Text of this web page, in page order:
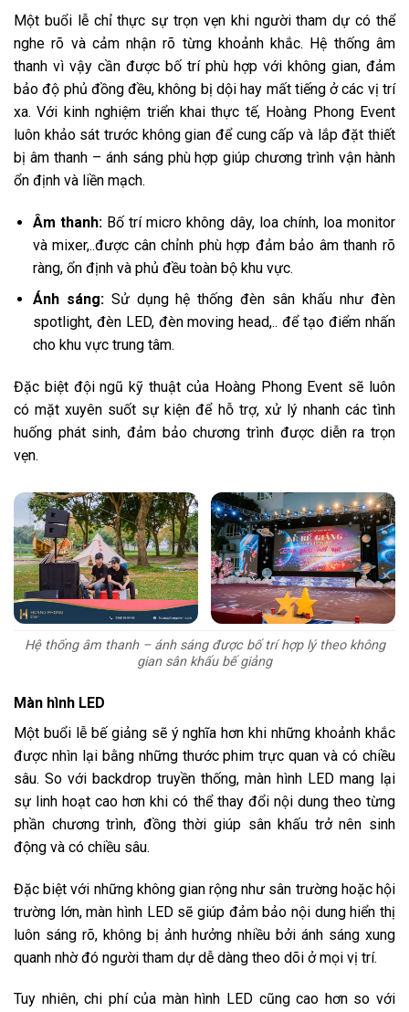
Một buổi lễ chỉ thực sự trọn vẹn khi người tham dự có thể
nghe rõ và cảm nhận rõ từng khoảnh khắc. Hệ thống âm
thanh vì vậy cần được bố trí phù hợp với không gian, đảm
bảo độ phủ đồng đều, không bị dội hay mất tiếng ở các vị trí
xa. Với kinh nghiệm triển khai thực tế, Hoàng Phong Event
luôn khảo sát trước không gian để cung cấp và lắp đặt thiết
bị âm thanh – ánh sáng phù hợp giúp chương trình vận hành
ổn định và liền mạch.
Âm thanh: Bố trí micro không dây, loa chính, loa monitor
và mixer,..được cân chỉnh phù hợp đảm bảo âm thanh rõ
ràng, ổn định và phủ đều toàn bộ khu vực.
Ánh sáng: Sử dụng hệ thống đèn sân khấu như đèn
spotlight, đèn LED, đèn moving head,.. để tạo điểm nhấn
cho khu vực trung tâm.
Đặc biệt đội ngũ kỹ thuật của Hoàng Phong Event sẽ luôn
có mặt xuyên suốt sự kiện để hỗ trợ, xử lý nhanh các tình
huống phát sinh, đảm bảo chương trình được diễn ra trọn
vẹn.
Hệ thống âm thanh – ánh sáng được bố trí hợp lý theo không
gian sân khấu bế giảng
Màn hình LED
Một buổi lễ bế giảng sẽ ý nghĩa hơn khi những khoảnh khắc
được nhìn lại bằng những thước phim trực quan và có chiều
sâu. So với backdrop truyền thống, màn hình LED mang lại
sự linh hoạt cao hơn khi có thể thay đổi nội dung theo từng
phần chương trình, đồng thời giúp sân khấu trở nên sinh
động và có chiều sâu.
Đặc biệt với những không gian rộng như sân trường hoặc hội
trường lớn, màn hình LED sẽ giúp đảm bảo nội dung hiển thị
luôn sáng rõ, không bị ảnh hưởng nhiều bởi ánh sáng xung
quanh nhờ đó người tham dự dễ dàng theo dõi ở mọi vị trí.
Tuy nhiên, chi phí của màn hình LED cũng cao hơn so với